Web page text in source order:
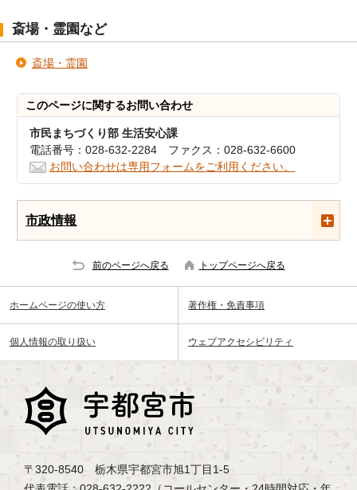
斎場・霊園など
斎場・霊園
このページに関するお問い合わせ
市民まちづくり部 生活安心課
電話番号：028-632-2284 ファクス：028-632-6600
お問い合わせは専用フォームをご利用ください。
市政情報
前のページへ戻る トップページへ戻る
ホームページの使い方 著作権・免責事項
個人情報の取り扱い ウェブアクセシビリティ
〒320-8540 栃木県宇都宮市旭1丁目1-5